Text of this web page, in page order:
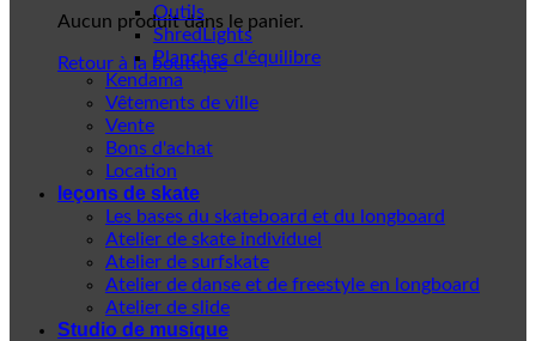
Aucun produit dans le panier.
Retour à la boutique
Outils
ShredLights
Planches d'équilibre
Kendama
Vêtements de ville
Vente
Bons d'achat
Location
leçons de skate
Les bases du skateboard et du longboard
Atelier de skate individuel
Atelier de surfskate
Atelier de danse et de freestyle en longboard
Atelier de slide
Studio de musique